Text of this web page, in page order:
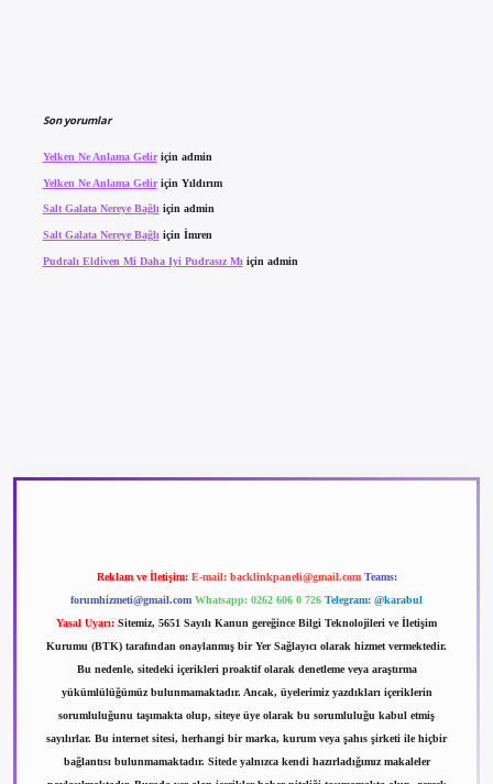
Son yorumlar
Yelken Ne Anlama Geliriçin admin
Yelken Ne Anlama Geliriçin Yıldırım
Salt Galata Nereye Bağlıiçin admin
Salt Galata Nereye Bağlı için İmren
Pudralı Eldiven Mi Daha Iyi Pudrasız Mı için admin
Reklam ve İletişim: E-mail: backlinkpaneli@gmail.com Teams:
forumhizmeti@gmail.com Whatsapp: 0262 606 0 726 Telegram: @karabul
Yasal Uyarı: Sitemiz, 5651 Sayılı Kanun gereğince Bilgi Teknolojileri ve İletişim
Kurumu (BTK) tarafından onaylanmış bir Yer Sağlayıcı olarak hizmet vermektedir.
Bu nedenle, sitedeki içerikleri proaktif olarak denetleme veya araştırma
yükümlülüğümüz bulunmamaktadır. Ancak, üyelerimiz yazdıkları içeriklerin
sorumluluğunu taşımakta olup, siteye üye olarak bu sorumluluğu kabul etmiş
sayılırlar. Bu internet sitesi, herhangi bir marka, kurum veya şahıs şirketi ile hiçbir
bağlantısı bulunmamaktadır. Sitede yalnızca kendi hazırladığımız makaleler